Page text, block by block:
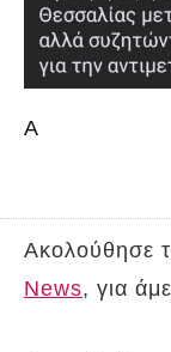
Α
Ακολούθησε
News, για